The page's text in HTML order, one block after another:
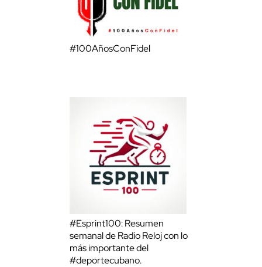
#100AñosConFidel
#Esprint100: Resumen
semanal de Radio Reloj con lo
más importante del
#deportecubano.